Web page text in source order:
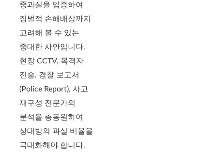
중과실을 입증하여
징벌적 손해배상까지
고려해 볼 수 있는
중대한 사안입니다.
현장 CCTV, 목격자
진술, 경찰 보고서
(Police Report), 사고
재구성 전문가의
분석을 총동원하여
상대방의 과실 비율을
극대화해야 합니다.